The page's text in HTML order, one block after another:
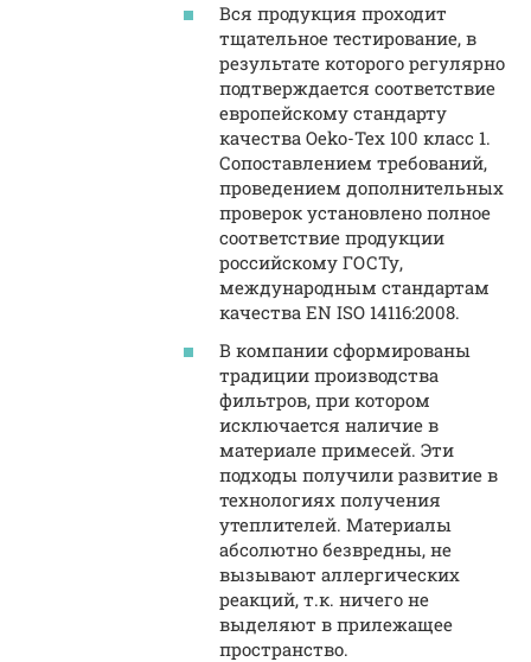
Вся продукция проходит
тщательное тестирование, в
результате которого регулярно
подтверждается соответствие
европейскому стандарту
качества Oeko-Tex 100 класс 1.
Сопоставлением требований,
проведением дополнительных
проверок установлено полное
соответствие продукции
российскому ГОСТу,
международным стандартам
качества EN ISO 14116:2008.
В компании сформированы
традиции производства
фильтров, при котором
исключается наличие в
материале примесей. Эти
подходы получили развитие в
технологиях получения
утеплителей. Материалы
абсолютно безвредны, не
вызывают аллергических
реакций, т.к. ничего не
выделяют в прилежащее
пространство.